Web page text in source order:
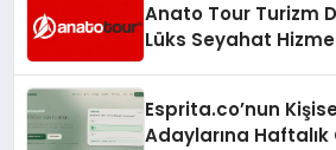
Anato Tour Turizm
Lüks Seyahat
Esprita.co’nun
Adaylarına Haftalık